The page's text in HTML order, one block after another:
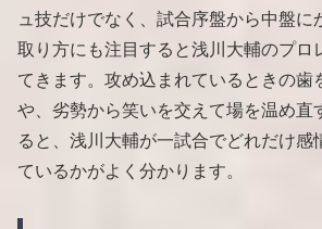
ュ技だけでなく、試合序盤から中盤に
取り方にも注目すると浅川大輔のプロ
てきます。攻め込まれているときの歯
や、劣勢から笑いを交えて場を温め直
ると、浅川大輔が一試合でどれだけ感
ているかがよく分かります。